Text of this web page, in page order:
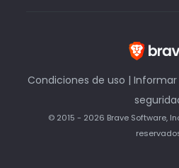
Condiciones de uso | Informar
© 2015 - 2026 Brave Software,